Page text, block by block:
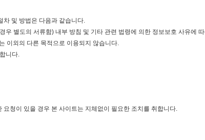
차 및 방법은 다음과 같습니다.
별도의 서류함) 내부 방침 및 기타 관련 법령에 의한 정보보호 사유에
이외의 다른 목적으로 이용되지 않습니다.
니다.
청이 있을 경우 본 사이트는 지체없이 필요한 조치를 취합니다.